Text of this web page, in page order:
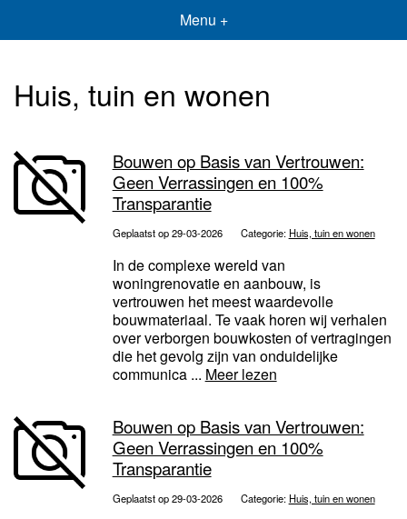
Menu +
Huis, tuin en wonen
Bouwen op Basis van Vertrouwen:
Geen Verrassingen en 100%
Transparantie
Geplaatst op 29-03-2026 Categorie: Huis, tuin en wonen
In de complexe wereld van
woningrenovatie en aanbouw, is
vertrouwen het meest waardevolle
bouwmateriaal. Te vaak horen wij verhalen
over verborgen bouwkosten of vertragingen
die het gevolg zijn van onduidelijke
communica ... Meer lezen
Bouwen op Basis van Vertrouwen:
Geen Verrassingen en 100%
Transparantie
Geplaatst op 29-03-2026 Categorie: Huis, tuin en wonen